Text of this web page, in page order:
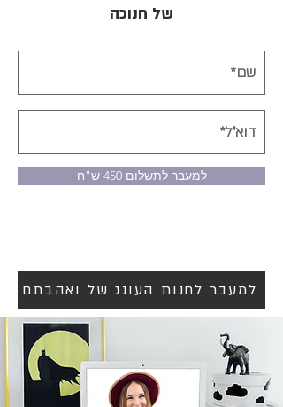
של חנוכה
למעבר לתשלום 450 ש"ח
למעבר לחנות העונג של ואהבתם